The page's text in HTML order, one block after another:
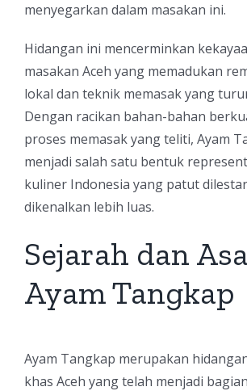
menyegarkan dalam masakan ini.
Hidangan ini mencerminkan
masakan Aceh yang memadukan
lokal dan teknik memasak yang
Dengan racikan bahan-bahan
proses memasak yang teliti, Ayam
menjadi salah satu bentuk
kuliner Indonesia yang patut
dikenalkan lebih luas.
Sejarah dan
Ayam Tangkap
Ayam Tangkap merupakan
khas Aceh yang telah menjadi